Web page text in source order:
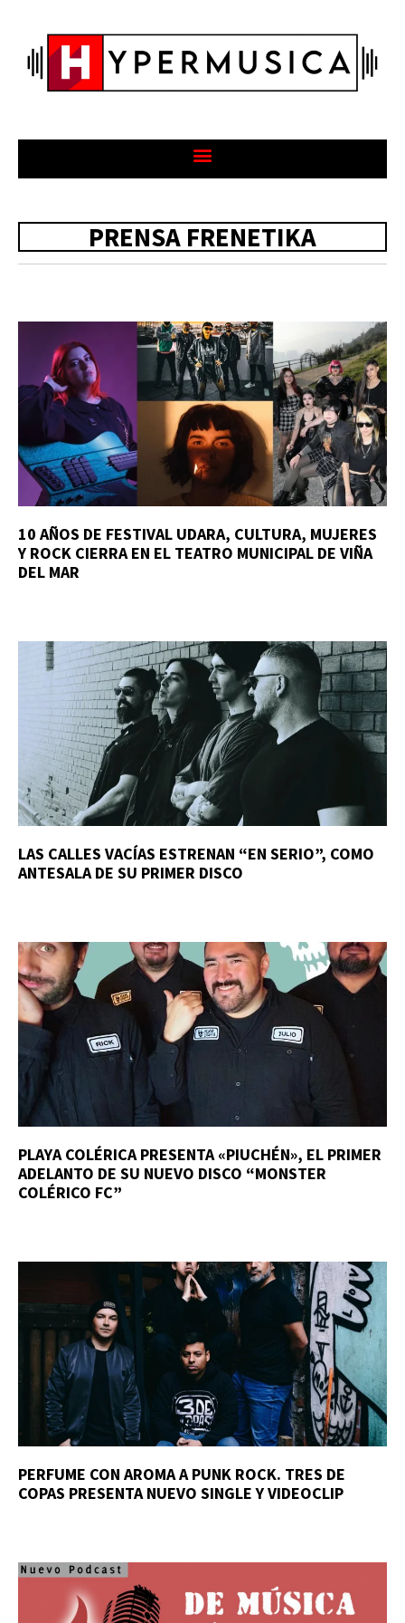
PRENSA FRENETIKA
10 AÑOS DE FESTIVAL UDARA, CULTURA, MUJERES
Y ROCK CIERRA EN EL TEATRO MUNICIPAL DE VIÑA
DEL MAR
LAS CALLES VACÍAS ESTRENAN “EN SERIO”, COMO
ANTESALA DE SU PRIMER DISCO
PLAYA COLÉRICA PRESENTA «PIUCHÉN», EL PRIMER
ADELANTO DE SU NUEVO DISCO “MONSTER
COLÉRICO FC”
PERFUME CON AROMA A PUNK ROCK. TRES DE
COPAS PRESENTA NUEVO SINGLE Y VIDEOCLIP